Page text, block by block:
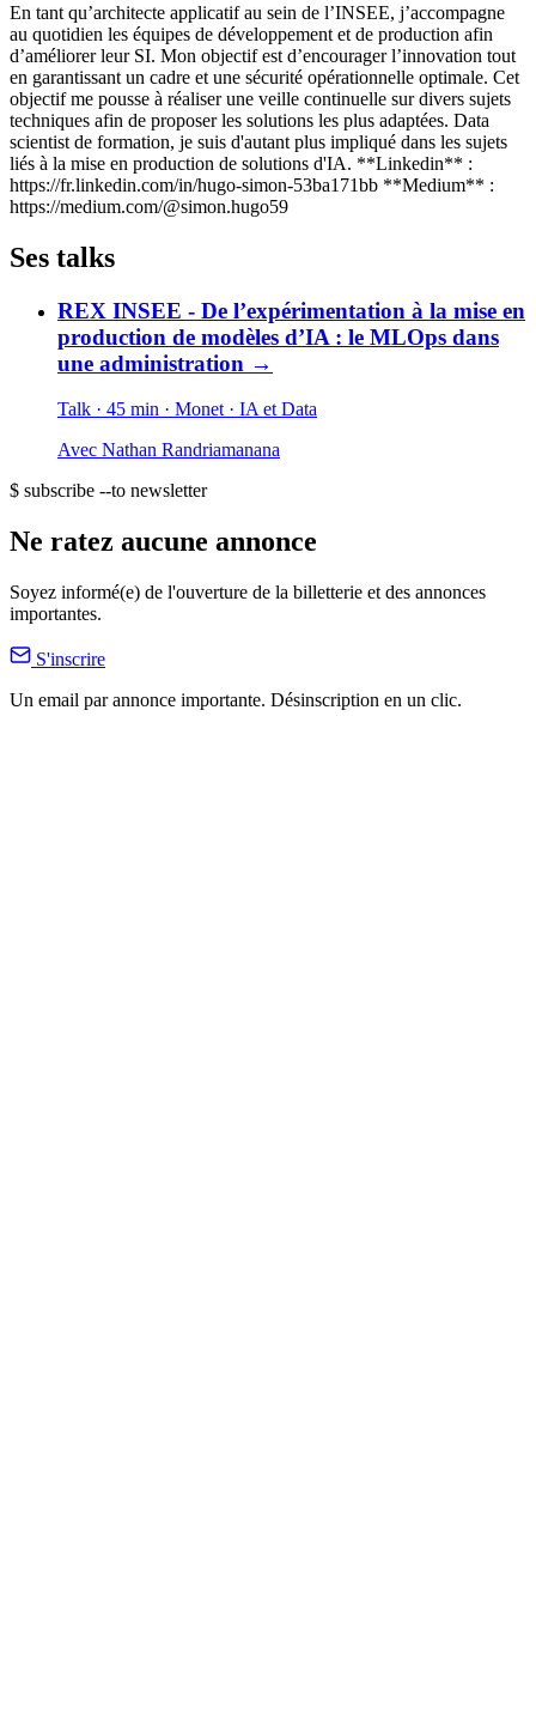
En tant qu’architecte applicatif au sein de l’INSEE, j’accompagne
au quotidien les équipes de développement et de production afin
d’améliorer leur SI. Mon objectif est d’encourager l’innovation tout
en garantissant un cadre et une sécurité opérationnelle optimale. Cet
objectif me pousse à réaliser une veille continuelle sur divers sujets
techniques afin de proposer les solutions les plus adaptées. Data
scientist de formation, je suis d'autant plus impliqué dans les sujets
liés à la mise en production de solutions d'IA. **Linkedin** :
https://fr.linkedin.com/in/hugo-simon-53ba171bb **Medium** :
https://medium.com/@simon.hugo59
Ses talks
REX INSEE - De l’expérimentation à la mise en
production de modèles d’IA : le MLOps dans
une administration →
Talk · 45 min · Monet · IA et Data
Avec Nathan Randriamanana
$ subscribe --to newsletter
Ne ratez aucune annonce
Soyez informé(e) de l'ouverture de la billetterie et des annonces
importantes.
S'inscrire
Un email par annonce importante. Désinscription en un clic.